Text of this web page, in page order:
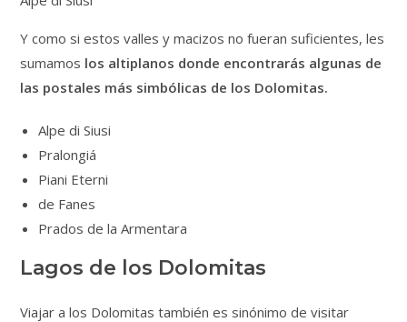
Y como si estos valles y macizos no fueran suficientes, les
sumamos los altiplanos donde encontrarás algunas de
las postales más simbólicas de los Dolomitas.
Alpe di Siusi
Pralongiá
Piani Eterni
de Fanes
Prados de la Armentara
Lagos de los Dolomitas
Viajar a los Dolomitas también es sinónimo de visitar